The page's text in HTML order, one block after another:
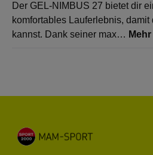
Der GEL-NIMBUS 27 bietet dir
komfortables Lauferlebnis,
kannst. Dank seiner max… Mehr